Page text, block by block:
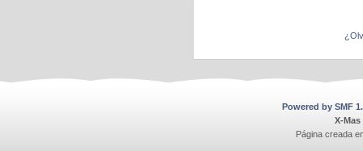
Powered by SMF
X-Mas
Página creada